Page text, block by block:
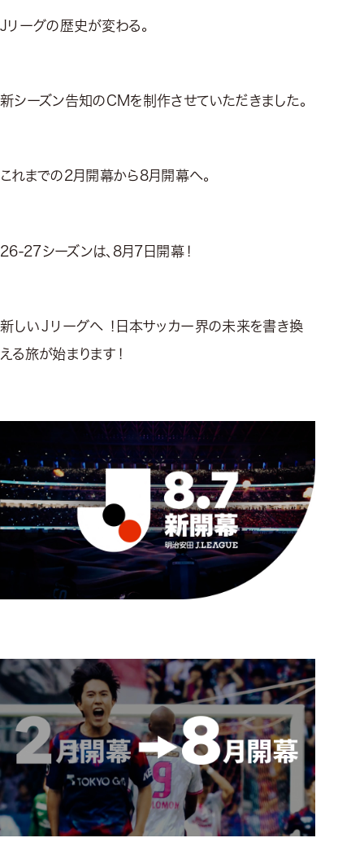
Jリーグの歴史が変わる。
新シーズン告知のCMを制作させていただきました。
これまでの2月開幕から8月開幕へ。
26-27シーズンは、8月7日開幕！
新しいＪリーグへ ！日本サッカー界の未来を書き換
える旅が始まります！